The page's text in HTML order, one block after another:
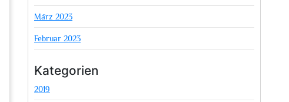
März 2023
Februar 2023
Kategorien
2019